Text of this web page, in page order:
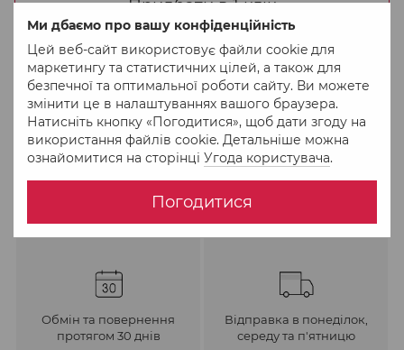
Ми дбаємо про вашу конфіденційність
Цей веб-сайт використовує файли cookie для
маркетингу та статистичних цілей, а також для
безпечної та оптимальної роботи сайту. Ви можете
змінити це в налаштуваннях вашого браузера.
Натисніть кнопку «Погодитися», щоб дати згоду на
використання файлів cookie. Детальніше можна
ознайомитися на сторінці Угода користувача.
Погодитися
Придбати в 1 клік
До обраного Порівняти
Обмін та повернення
протягом 30 днів
Відправка в понеділок,
середу та п'ятницю